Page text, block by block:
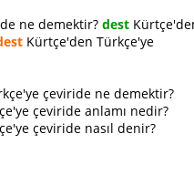
ne demektir? dest
Kürtçe'den Türkçe'ye
çeviride ne demektir?
çeviride anlamı nedir?
çeviride nasıl denir?